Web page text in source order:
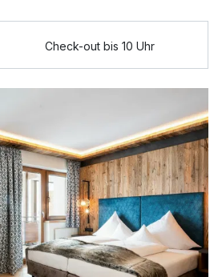
p.P. ab 480,00 €
Check-out bis 10 Uhr